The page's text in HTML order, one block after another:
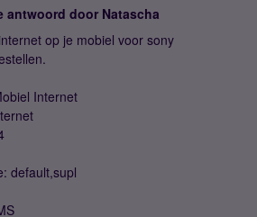
antwoord door Natascha
op je mobiel voor sony
Internet
default,supl